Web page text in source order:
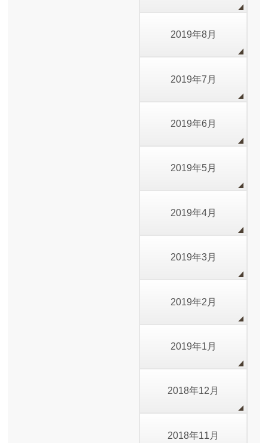
2019年8月
2019年7月
2019年6月
2019年5月
2019年4月
2019年3月
2019年2月
2019年1月
2018年12月
2018年11月